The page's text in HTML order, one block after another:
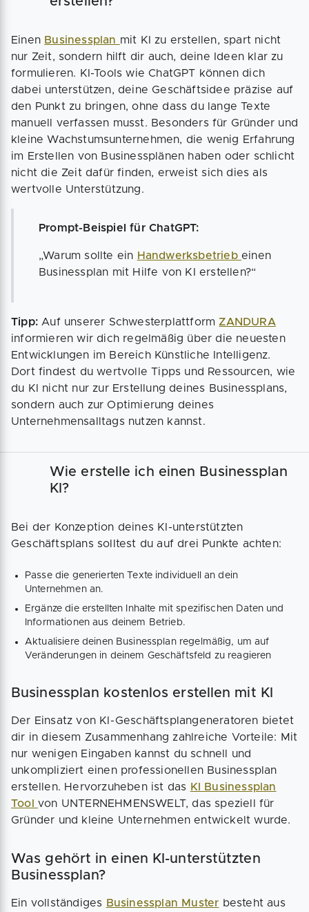
Einen Businessplan mit KI zu erstellen, spart nicht
nur Zeit, sondern hilft dir auch, deine Ideen klar zu
formulieren. KI-Tools wie ChatGPT können dich
dabei unterstützen, deine Geschäftsidee präzise auf
den Punkt zu bringen, ohne dass du lange Texte
manuell verfassen musst. Besonders für Gründer und
kleine Wachstumsunternehmen, die wenig Erfahrung
im Erstellen von Businessplänen haben oder schlicht
nicht die Zeit dafür finden, erweist sich dies als
wertvolle Unterstützung.
Prompt-Beispiel für ChatGPT:
„Warum sollte ein Handwerksbetriebeinen
Businessplan mit Hilfe von KI erstellen?“
Tipp:Auf unserer SchwesterplattformZANDURA
informieren wir dich regelmäßig über die neuesten
Entwicklungen im Bereich Künstliche Intelligenz.
Dort findest du wertvolle Tipps und Ressourcen, wie
du KI nicht nur zur Erstellung deines Businessplans,
sondern auch zur Optimierung deines
Unternehmensalltags nutzen kannst.
Wie erstelle ich einen Businessplan
KI?
Bei der Konzeption deines KI-unterstützten
Geschäftsplans solltest du auf drei Punkte achten:
Passe die generierten Texte individuell an dein
Unternehmen an.
Ergänze die erstellten Inhalte mit spezifischen Daten und
Informationen aus deinem Betrieb.
Aktualisiere deinen Businessplan regelmäßig, um auf
Veränderungen in deinem Geschäftsfeld zu reagieren
Businessplan kostenlos erstellen mit KI
Der Einsatz von KI-Geschäftsplangeneratoren bietet
dir in diesem Zusammenhang zahlreiche Vorteile: Mit
nur wenigen Eingaben kannst du schnell und
unkompliziert einen professionellen Businessplan
erstellen. Hervorzuheben ist das
KI Businessplan
Tool von UNTERNEHMENSWELT, das speziell für
Gründer und kleine Unternehmen entwickelt wurde.
Was gehört in einen KI-unterstützten
Businessplan?
Ein vollständiges Businessplan Muster besteht aus